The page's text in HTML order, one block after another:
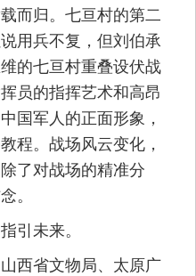
而归。七亘村的第二
用兵不复，但刘伯承
的七亘村重叠设伏战
员的指挥艺术和高昂
国军人的正面形象，
程。战场风云变化，
了对战场的精准分
。
引未来。
西省文物局、太原广